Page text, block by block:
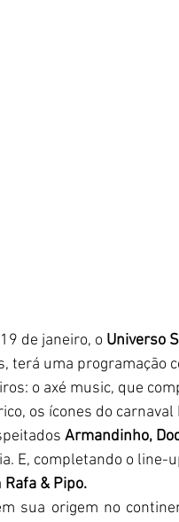
de janeiro, o Universo
terá uma programação
o axé music, que
os ícones do
Armandinho,
E, completando o line-
Rafa & Pipo.
sua origem no